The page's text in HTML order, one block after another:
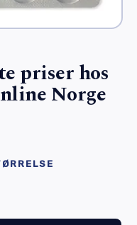
priser hos
Norge